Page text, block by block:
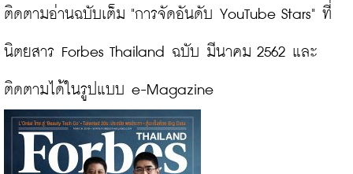
ติดตามอ่านฉบับเต็ม "การจัดอันดับ YouTube Stars" ที่
นิตยสาร Forbes Thailand ฉบับ มีนาคม 2562 และ
ติดตามได้ในรูปแบบ e-Magazine